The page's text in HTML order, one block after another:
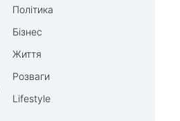
Політика
Бізнес
Життя
Розваги
Lifestyle